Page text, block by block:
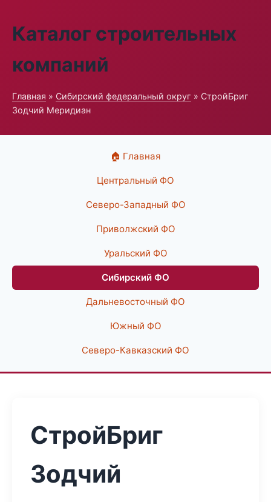
Каталог строительных
компаний
Главная » Сибирский федеральный округ » СтройБриг
Зодчий Меридиан
🏠 Главная
Центральный ФО
Северо-Западный ФО
Приволжский ФО
Уральский ФО
Сибирский ФО
Дальневосточный ФО
Южный ФО
Северо-Кавказский ФО
СтройБриг
Зодчий